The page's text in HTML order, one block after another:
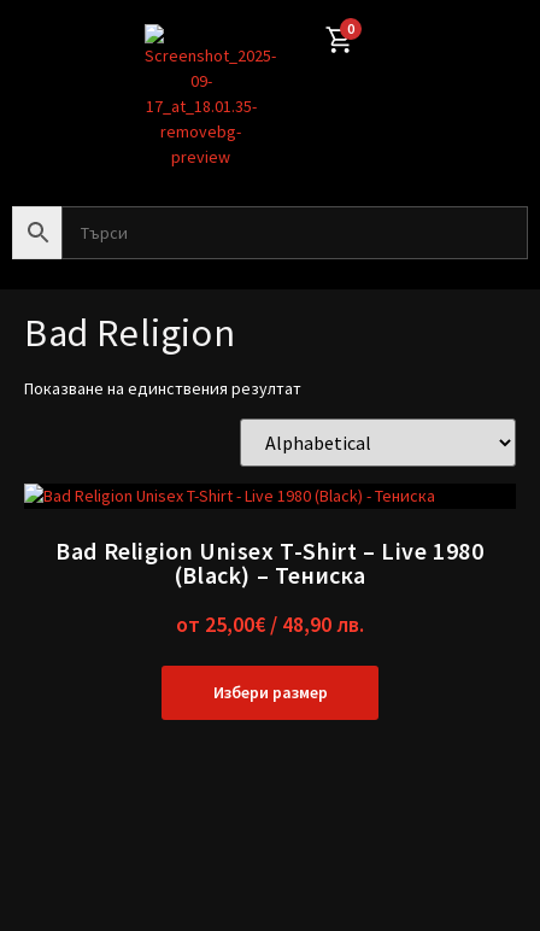
0
Bad Religion
Показване на единствения резултат
Bad Religion Unisex T-Shirt – Live 1980
(Black) – Тениска
от 25,00€ / 48,90 лв.
Избери размер